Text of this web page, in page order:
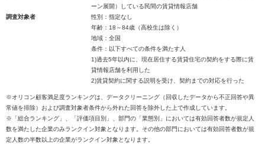
ーン展開）している民間の賃貸情報店舗
調査対象者
性別：指定なし
年齢：18～84歳（高校生は除く）
地域：全国
条件：以下すべての条件を満たす人
1)過去5年以内に、現在居住する賃貸住宅の契約をする際に賃
貸情報店舗を利用した
2)賃貸契約に関する説明を受け、契約までの対応を行った
※オリコン顧客満足度ランキングは、データクリーニング（回収したデータから不正回答や異
常値を排除）および調査対象者条件から外れた回答を除外した上で作成しています。
※「総合ランキング」、「評価項目別」、部門の「業態別」においては有効回答者数が規定人
数を満たした企業のみランクイン対象となります。その他の部門においては有効回答者数が規
定人数の半数以上の企業がランクイン対象となります。